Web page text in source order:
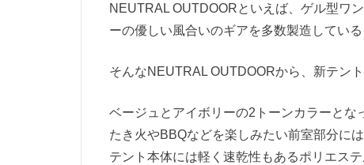
NEUTRAL OUTDOORといえば、ゲル型ワ
ーの優しい風合いのギアを多数製造してい
そんなNEUTRAL OUTDOORから、新テン
ベージュとアイボリーの2トーンカラーとな
たき火やBBQなどを楽しみたい前室部分に
テント本体には軽く速乾性もあるポリエス